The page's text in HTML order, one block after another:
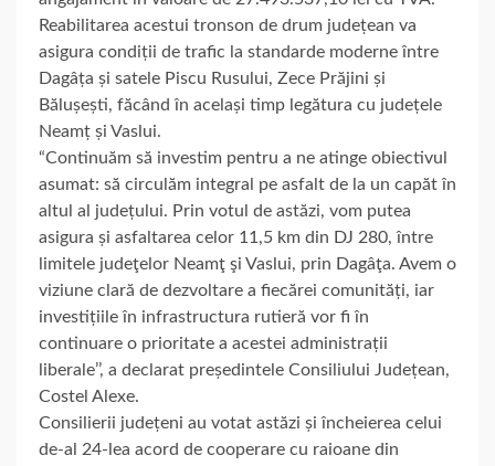
Reabilitarea acestui tronson de drum județean va
asigura condiții de trafic la standarde moderne între
Dagâța și satele Piscu Rusului, Zece Prăjini și
Bălușești, făcând în același timp legătura cu județele
Neamț și Vaslui.
“Continuăm să investim pentru a ne atinge obiectivul
asumat: să circulăm integral pe asfalt de la un capăt în
altul al județului. Prin votul de astăzi, vom putea
asigura și asfaltarea celor 11,5 km din DJ 280, între
limitele judeţelor Neamţ şi Vaslui, prin Dagâţa. Avem o
viziune clară de dezvoltare a fiecărei comunități, iar
investițiile în infrastructura rutieră vor fi în
continuare o prioritate a acestei administrații
liberale’’, a declarat președintele Consiliului Județean,
Costel Alexe.
Consilierii județeni au votat astăzi și încheierea celui
de-al 24-lea acord de cooperare cu raioane din